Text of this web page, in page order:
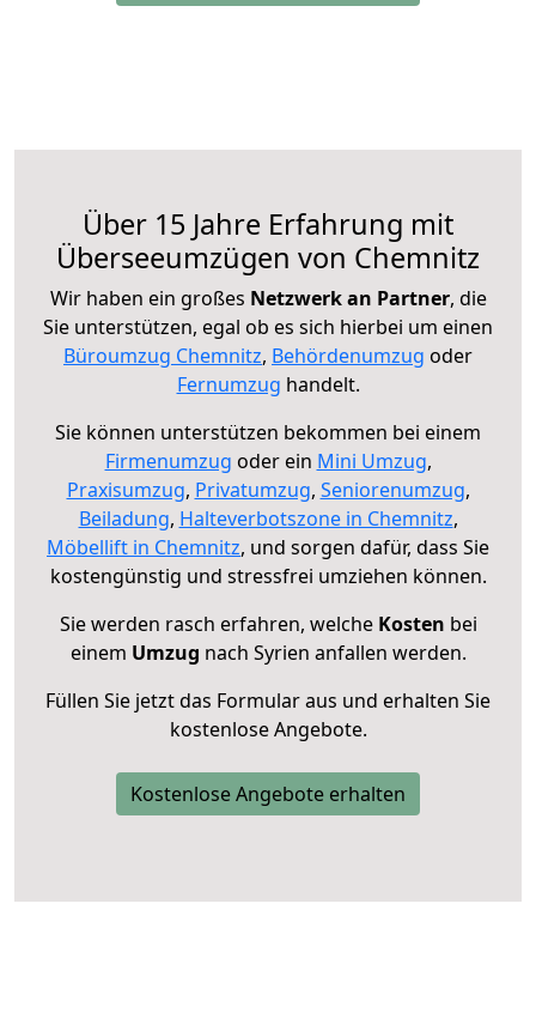
Über 15 Jahre Erfahrung mit
Überseeumzügen von Chemnitz
Wir haben ein großes Netzwerk an Partner, die
Sie unterstützen, egal ob es sich hierbei um einen
Büroumzug Chemnitz, Behördenumzug oder
Fernumzug handelt.
Sie können unterstützen bekommen bei einem
Firmenumzug oder ein Mini Umzug,
Praxisumzug, Privatumzug, Seniorenumzug,
Beiladung, Halteverbotszone in Chemnitz,
Möbellift in Chemnitz, und sorgen dafür, dass Sie
kostengünstig und stressfrei umziehen können.
Sie werden rasch erfahren, welche Kosten bei
einem Umzug nach Syrien anfallen werden.
Füllen Sie jetzt das Formular aus und erhalten Sie
kostenlose Angebote.
Kostenlose Angebote erhalten